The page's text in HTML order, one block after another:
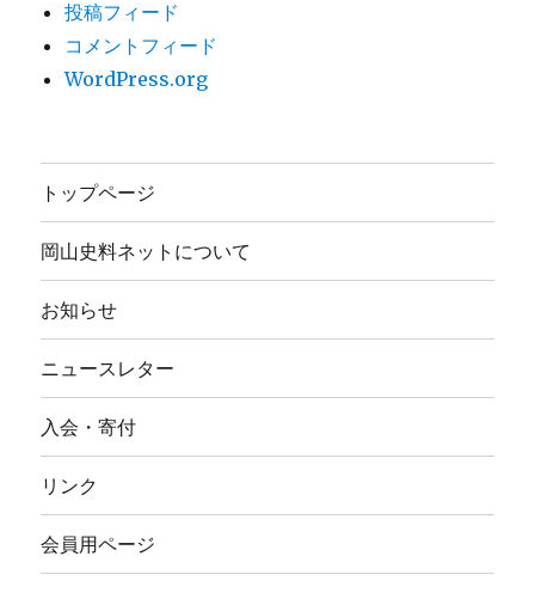
投稿フィード
コメントフィード
WordPress.org
トップページ
岡山史料ネットについて
お知らせ
ニュースレター
入会・寄付
リンク
会員用ページ